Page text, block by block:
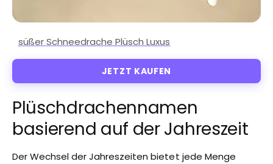
JETZT KAUFEN
Plüschdrachennamen
basierend auf der Jahreszeit
Der Wechsel der Jahreszeiten bietet jede Menge